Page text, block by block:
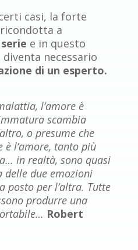
casi, la forte
a
e in questo
necessario
di un esperto.
l’amore è
scambia
o presume che
è l’amore, tanto più
in realtà, sono quasi
due emozioni
posto per l’altra. Tutte
produrre una
Robert